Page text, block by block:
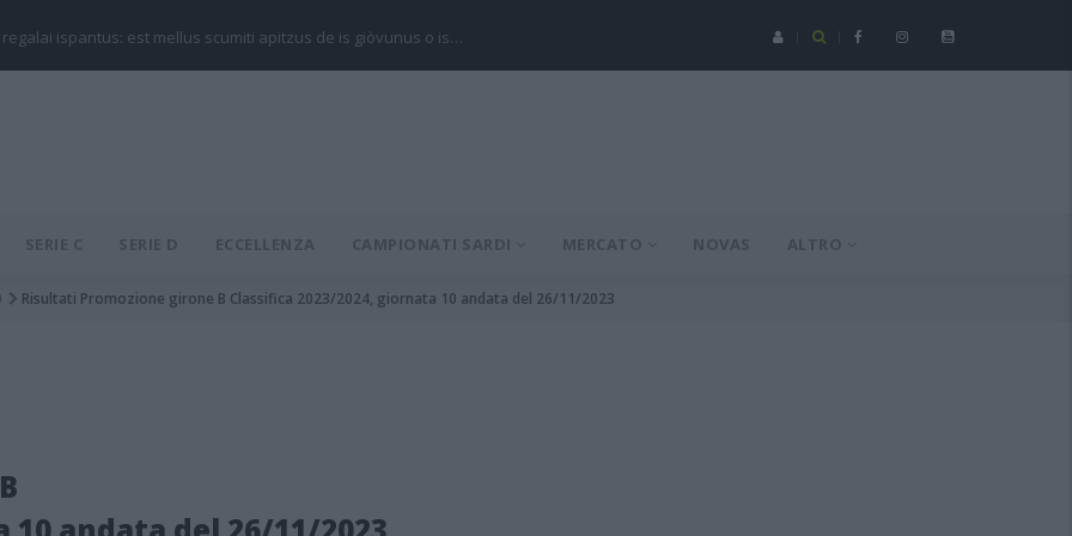
regalai ispantus: est mellus scumiti apitzus de is giòvunus o is… Serie C - Coppa Italia: Spezia-Torres posticipata a domenica 16
SERIE C SERIE D ECCELLENZA CAMPIONATI SARDI MERCATO NOVAS ALTRO
Risultati Promozione girone B Classifica 2023/2024, giornata 10 andata del 26/11/2023